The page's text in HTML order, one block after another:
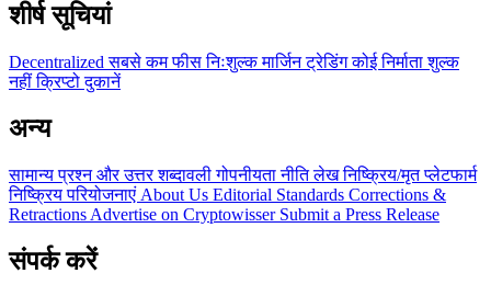
शीर्ष सूचियां
Decentralizedसबसे कम फीसनिःशुल्कमार्जिन ट्रेडिंगकोई निर्माता शुल्क
नहींक्रिप्टो दुकानें
अन्य
सामान्य प्रश्न और उत्तरशब्दावलीगोपनीयता नीतिलेखनिष्क्रिय/मृत प्लेटफार्म
निष्क्रिय परियोजनाएं About Us Editorial Standards Corrections &
Retractions Advertise on Cryptowisser Submit a Press Release
संपर्क करें